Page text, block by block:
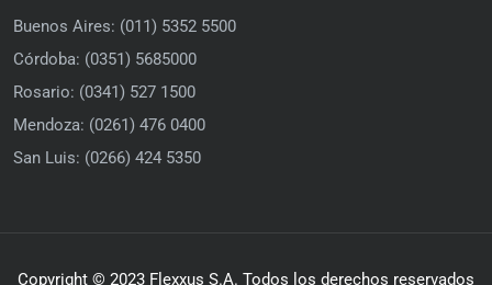
Buenos Aires: (011) 5352 5500
Córdoba: (0351) 5685000
Rosario: (0341) 527 1500
Mendoza: (0261) 476 0400
San Luis: (0266) 424 5350
Copyright © 2023 Flexxus S.A. Todos los derechos reservados